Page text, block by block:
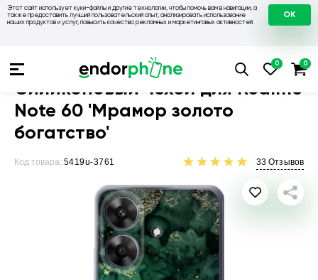
Этот сайт использует куки-файлы и другие технологии, чтобы помочь вам в навигации, а
также предоставить лучший пользовательский опыт, анализировать использование
наших продуктов и услуг, повысить качество рекламных и маркетинговых активностей.
OK
Чехлы на Realme Чехол для
Силиконовый чехол для Realme
Note 60 'Мрамор золото
богатство'
Код товара: 5419u-3761 33 Отзывов